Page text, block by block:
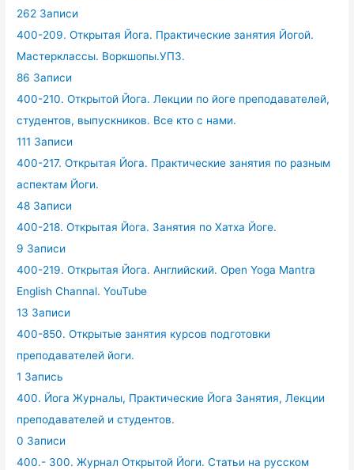
262 Записи
400-209. Открытая Йога. Практические занятия Йогой.
Мастерклассы. Воркшопы.УПЗ.
86 Записи
400-210. Открытой Йога. Лекции по йоге преподавателей,
студентов, выпускников. Все кто с нами.
111 Записи
400-217. Открытая Йога. Практические занятия по разным
аспектам Йоги.
48 Записи
400-218. Открытая Йога. Занятия по Хатха Йоге.
9 Записи
400-219. Открытая Йога. Английский. Open Yoga Mantra
English Channal. YouTube
13 Записи
400-850. Открытые занятия курсов подготовки
преподавателей йоги.
1 Запись
400. Йога Журналы, Практические Йога Занятия, Лекции
преподавателей и студентов.
0 Записи
400.- 300. Журнал Открытой Йоги. Статьи на русском